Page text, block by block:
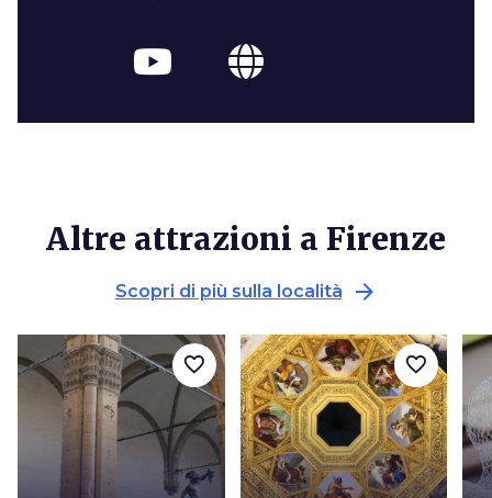
Altre attrazioni a Firenze
Scopri di più sulla località arrow_forward
favorite_border favorite_border